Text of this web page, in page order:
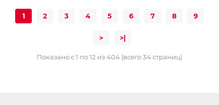
1 2 3 4 5 6 7 8 9
> >|
Показано с 1 по 12 из 404 (всего 34 страниц)